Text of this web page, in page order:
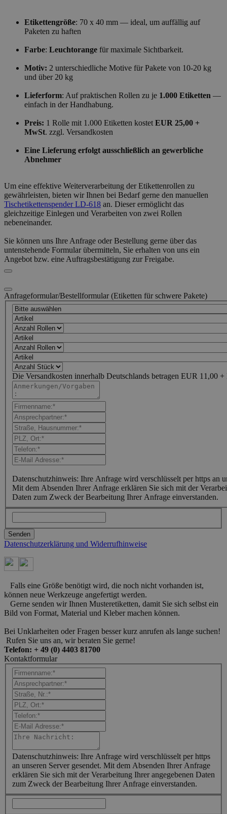
Etikettengröße: 70 x 40 mm — ideal, um auffällig auf
Paketen zu haften
Farbe: Leuchtorange für maximale Sichtbarkeit.
Motiv: 2 unterschiedliche Motive für Pakete von 10-20 kg
und über 20 kg
Lieferform: Auf praktischen Rollen zu je 1.000 Etiketten —
einfach in der Handhabung.
Preis: 1 Rolle mit 1.000 Etiketten kostet EUR 25,00 +
MwSt. zzgl. Versandkosten
Eine Lieferung erfolgt ausschließlich an gewerbliche
Abnehmer
Um eine effektive Weiterverarbeitung der Etikettenrollen zu
gewährleisten, bieten wir Ihnen bei Bedarf gerne den manuellen
Tischetikettenspender LD-618 an. Dieser ermöglicht das
gleichzeitige Einlegen und Verarbeiten von zwei Rollen
nebeneinander.
Sie können uns Ihre Anfrage oder Bestellung gerne über das
untenstehende Formular übermitteln, Sie erhalten von uns ein
Angebot bzw. eine Auftragsbestätigung zur Freigabe.
Anfrageformular/Bestellformular (Etiketten für schwere Pakete)
Die Versandkosten innerhalb Deutschlands betragen EUR 11,00
Datenschutzhinweis: Ihre Anfrage wird verschlüsselt per https an
Mit dem Absenden Ihrer Anfrage erklären Sie sich mit der
Daten zum Zweck der Bearbeitung Ihrer Anfrage einverstanden.
Datenschutzerklärung und Widerrufhinweise
Falls eine Größe benötigt wird, die noch nicht vorhanden ist,
können neue Werkzeuge angefertigt werden.
Gerne senden wir Ihnen Musteretiketten, damit Sie sich selbst ein
Bild von Format, Material und Kleber machen können.
Bei Unklarheiten oder Fragen besser kurz anrufen als lange suchen!
Rufen Sie uns an, wir beraten Sie gerne!
Telefon: + 49 (0) 4403 81700
Kontaktformular
Datenschutzhinweis: Ihre Anfrage wird verschlüsselt per https
an unseren Server gesendet. Mit dem Absenden Ihrer Anfrage
erklären Sie sich mit der Verarbeitung Ihrer angegebenen Daten
zum Zweck der Bearbeitung Ihrer Anfrage einverstanden.